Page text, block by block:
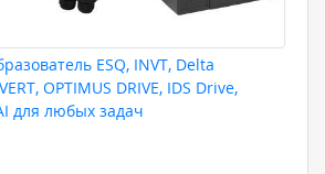
ESQ, INVT, Delta
OPTIMUS DRIVE, IDS Drive,
для любых задач